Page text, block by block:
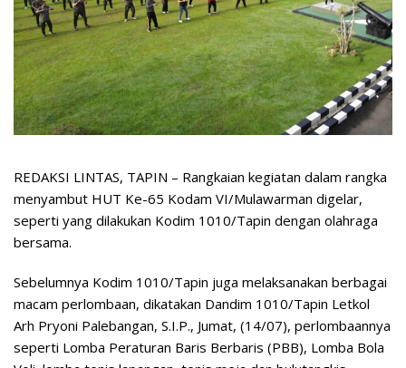
REDAKSI LINTAS, TAPIN – Rangkaian kegiatan dalam rangka
menyambut HUT Ke-65 Kodam VI/Mulawarman digelar,
seperti yang dilakukan Kodim 1010/Tapin dengan olahraga
bersama.
Sebelumnya Kodim 1010/Tapin juga melaksanakan berbagai
macam perlombaan, dikatakan Dandim 1010/Tapin Letkol
Arh Pryoni Palebangan, S.I.P., Jumat, (14/07), perlombaannya
seperti Lomba Peraturan Baris Berbaris (PBB), Lomba Bola